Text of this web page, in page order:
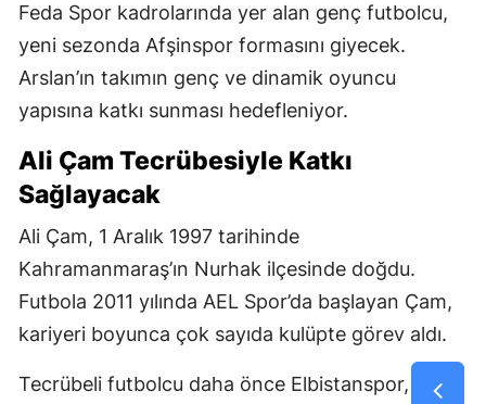
Feda Spor kadrolarında yer alan genç futbolcu,
yeni sezonda Afşinspor formasını giyecek.
Arslan’ın takımın genç ve dinamik oyuncu
yapısına katkı sunması hedefleniyor.
Ali Çam Tecrübesiyle Katkı
Sağlayacak
Ali Çam, 1 Aralık 1997 tarihinde
Kahramanmaraş’ın Nurhak ilçesinde doğdu.
Futbola 2011 yılında AEL Spor’da başlayan Çam,
kariyeri boyunca çok sayıda kulüpte görev aldı.
Tecrübeli futbolcu daha önce Elbistanspor,